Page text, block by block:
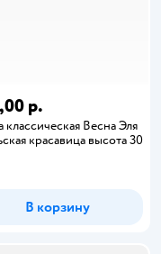
р.
классическая Весна Эля
красавица высота 30
В корзину